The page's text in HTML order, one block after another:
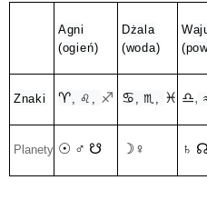
Agni
(ogień)
Dżala
(woda)
Znaki ♈︎ , ♌︎, ♐︎ ♋︎ , ♏︎, ♓︎ ♎︎,
Planety ☉ ♂︎ ☋ ☽♀︎ ♄